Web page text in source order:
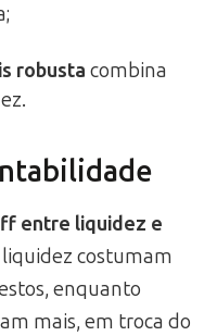
robusta combina
entre liquidez e
costumam
enquanto
mais, em troca do